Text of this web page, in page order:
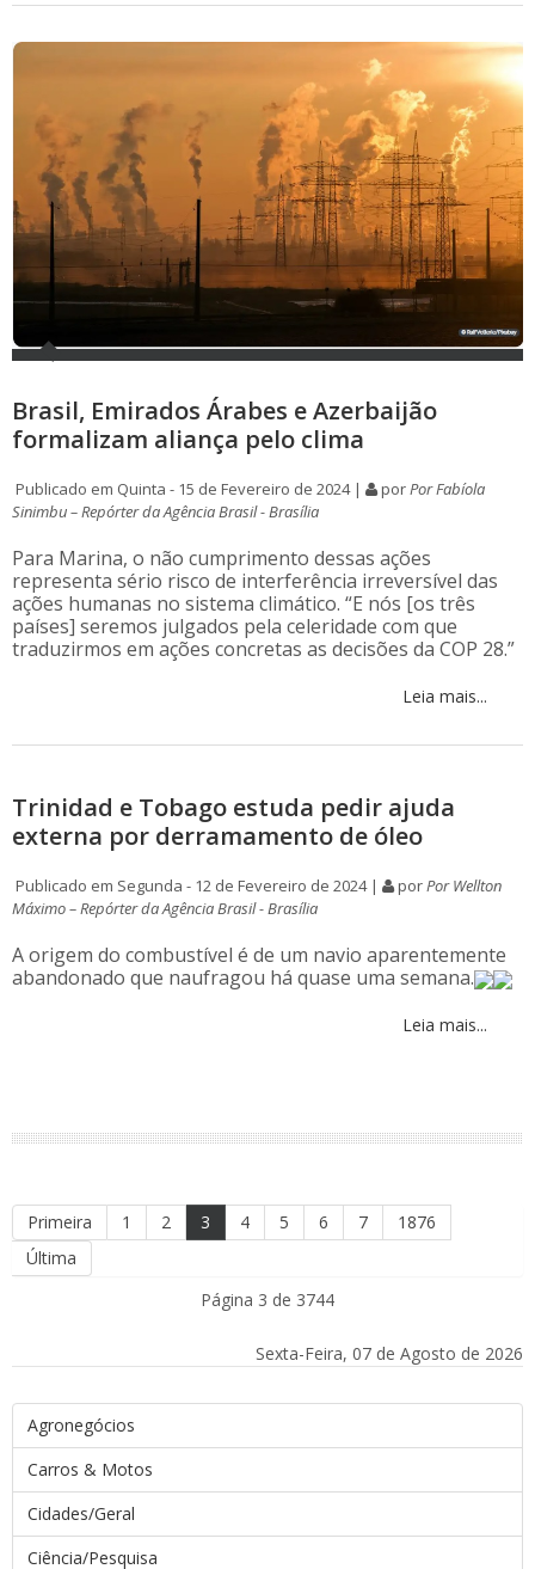
Brasil, Emirados Árabes e Azerbaijão
formalizam aliança pelo clima
Publicado em Quinta - 15 de Fevereiro de 2024 | porPor Fabíola
Sinimbu – Repórter da Agência Brasil - Brasília
Para Marina, o não cumprimento dessas ações
representa sério risco de interferência irreversível das
ações humanas no sistema climático. “E nós [os três
países] seremos julgados pela celeridade com que
traduzirmos em ações concretas as decisões da COP 28.”
Leia mais...
Trinidad e Tobago estuda pedir ajuda
externa por derramamento de óleo
Publicado em Segunda - 12 de Fevereiro de 2024 | porPor Wellton
Máximo – Repórter da Agência Brasil - Brasília
A origem do combustível é de um navio aparentemente
abandonado que naufragou há quase uma semana.
Leia mais...
Primeira 1 2 3 4 5 6 7
1876
Última
Página 3 de 3744
Sexta-Feira, 07 de Agosto de 2026
Agronegócios
Carros & Motos
Cidades/Geral
Ciência/Pesquisa